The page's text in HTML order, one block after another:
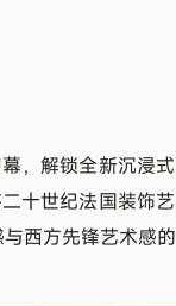
，解锁全新沉浸
十世纪法国装饰
西方先锋艺术感的